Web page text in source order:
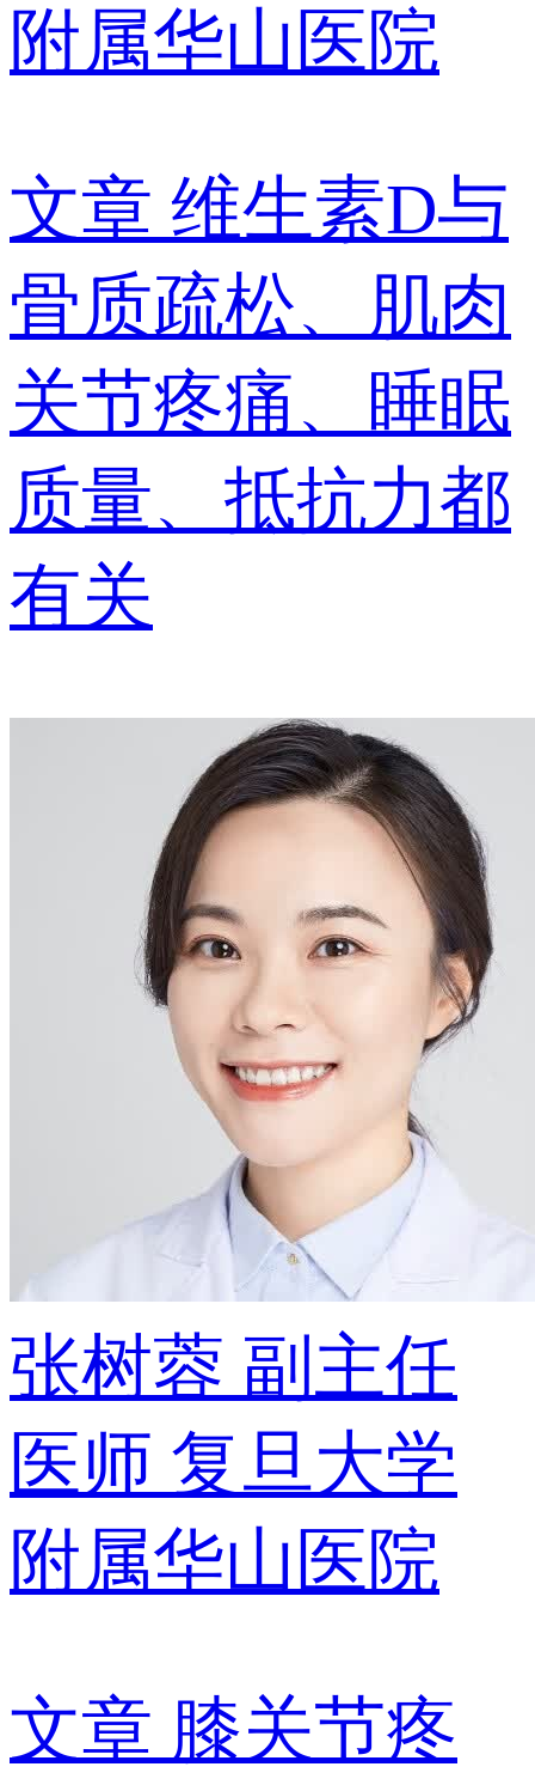
附属华山医院
文章 维生素D与
骨质疏松、肌肉
关节疼痛、睡眠
质量、抵抗力都
有关
张树蓉 副主任
医师 复旦大学
附属华山医院
文章 膝关节疼